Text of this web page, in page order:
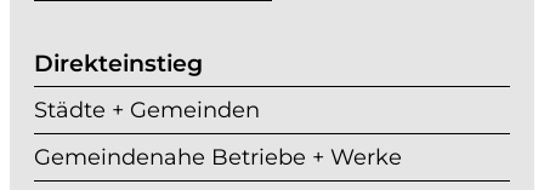
Direkteinstieg
Städte + Gemeinden
Gemeindenahe Betriebe + Werke